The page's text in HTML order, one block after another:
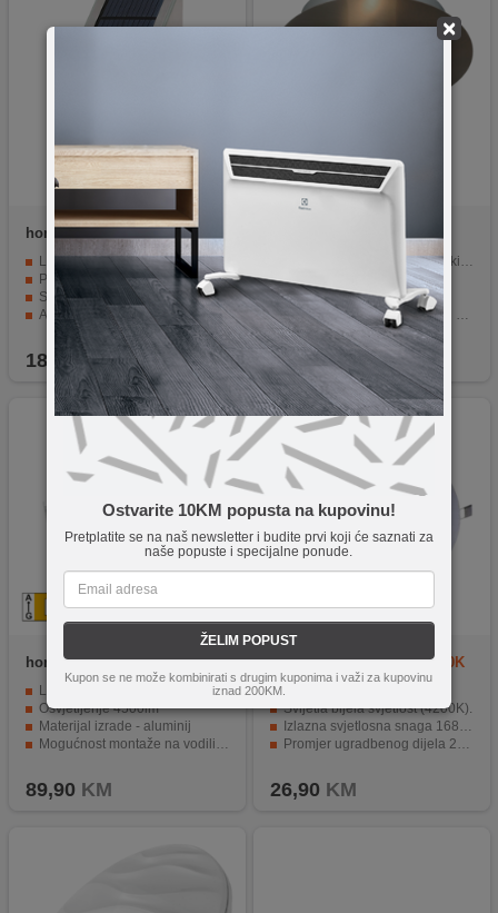
×
Ostvarite 10KM popusta na kupovinu!
Pretplatite se na naš newsletter i budite prvi koji će saznati za
naše popuste i specijalne ponude.
ŽELIM POPUST
Kupon se ne može kombinirati s drugim kuponima i važi za kupovinu
iznad 200KM.
home FLP30SOLAR
LED solarana svjetiljka
PIR detektor pokreta
Svjetlina 30 lm
Automatsko uključivanje/isključivanje
18,90KM
Dekorativna rasvjeta za svaki prostor.
Snaga svjetla: 1x G4/40W.
Materijal: kvalitetna kovina.
Satinirano staklo za ugodnu atmosferu.
Elegantan i profinjen dizajn.
16,00KM
home LMF 36/4500H
LED izvor svjetla, jačine 36W
Osvjetljenje 4500lm
Materijal izrade - aluminij
Mogućnost montaže na vodilice
89,90 KM
MKC Slim panel 24W 4200K
ROUND
Potrošnja od 24W.
Svijetla bijela svjetlost (4200K).
Izlazna svjetlosna snaga 1680 Lm.
Promjer ugradbenog dijela 277mm.
26,90 KM